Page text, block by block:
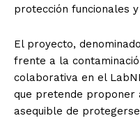
protección funcionales
El proyecto,
frente a la
colaborativa en el
que pretende proponer
asequible de